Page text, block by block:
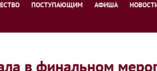
ПОСТУПАЮЩИМ АФИША
в финальном